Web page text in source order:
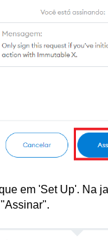
em 'Set Up'. Na